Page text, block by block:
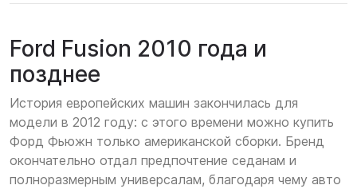
Ford Fusion 2010 года и
позднее
История европейских машин закончилась для
модели в 2012 году: с этого времени можно купить
Форд Фьюжн только американской сборки. Бренд
окончательно отдал предпочтение седанам и
полноразмерным универсалам, благодаря чему авто